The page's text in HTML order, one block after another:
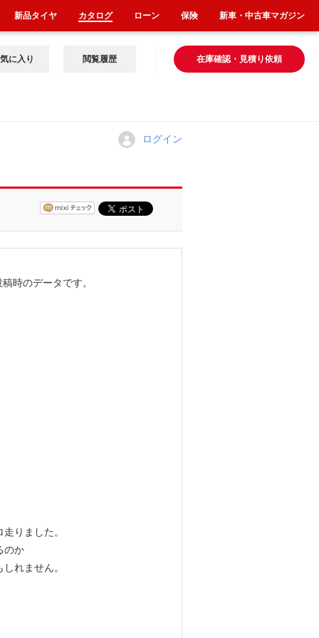
在庫確認・見積り依頼
に入り 閲覧履歴
ログイン
時のデータです。
りました。
のか
れません。
新品タイヤ カタログ ローン 保険 新車・中古車マガジン